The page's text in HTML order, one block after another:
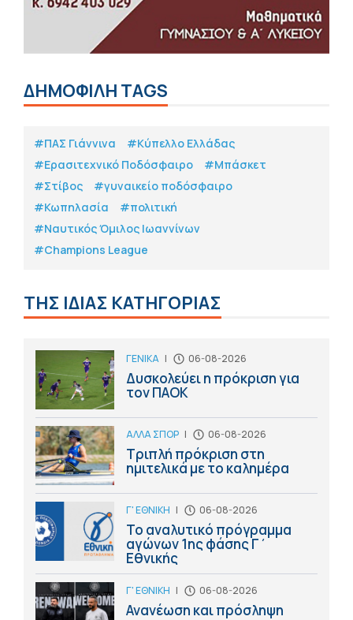
ΔΗΜΟΦΙΛΗ TAGS
#ΠΑΣ Γιάννινα
#Κύπελλο Ελλάδας
#Eρασιτεχνικό Ποδόσφαιρο
#Μπάσκετ
#Στίβος
#γυναικείο ποδόσφαιρο
#Κωπηλασία
#πολιτική
#Ναυτικός Όμιλος Ιωαννίνων
#Champions League
ΤΗΣ ΙΔΙΑΣ ΚΑΤΗΓΟΡΙΑΣ
ΓΕΝΙΚΑ | 06-08-2026
Δυσκολεύει η πρόκριση για
τον ΠΑΟΚ
ΑΛΛΑ ΣΠΟΡ | 06-08-2026
Τριπλή πρόκριση στη
ημιτελικά με το καλημέρα
Γ' ΕΘΝΙΚΗ | 06-08-2026
Το αναλυτικό πρόγραμμα
αγώνων 1ης φάσης Γ΄
Εθνικής
Γ' ΕΘΝΙΚΗ | 06-08-2026
Ανανέωση και πρόσληψη